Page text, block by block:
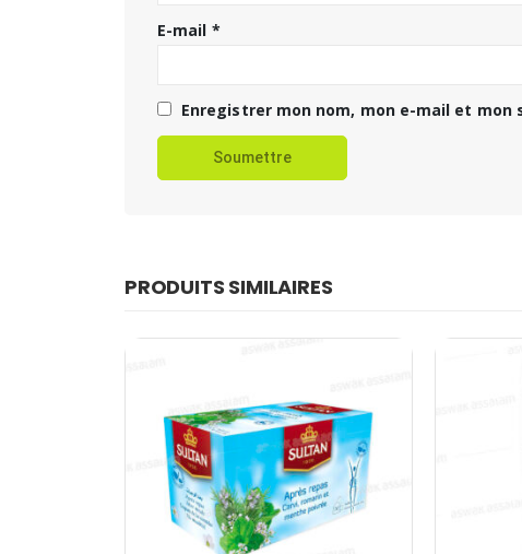
E-mail *
Enregistrer mon nom, mon e-mail et
PRODUITS SIMILAIRES